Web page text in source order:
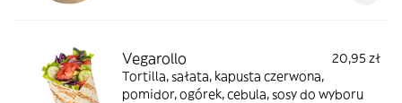
Vegarollo
20,95 zł
Tortilla, sałata, kapusta czerwona,
pomidor, ogórek, cebula, sosy do wyboru